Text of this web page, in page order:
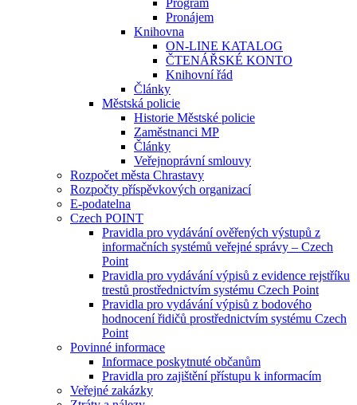
Program
Pronájem
Knihovna
ON-LINE KATALOG
ČTENÁŘSKÉ KONTO
Knihovní řád
Články
Městská policie
Historie Městské policie
Zaměstnanci MP
Články
Veřejnoprávní smlouvy
Rozpočet města Chrastavy
Rozpočty příspěvkových organizací
E-podatelna
Czech POINT
Pravidla pro vydávání ověřených výstupů z
informačních systémů veřejné správy – Czech
Point
Pravidla pro vydávání výpisů z evidence rejstříku
trestů prostřednictvím systému Czech Point
Pravidla pro vydávání výpisů z bodového
hodnocení řidičů prostřednictvím systému Czech
Point
Povinné informace
Informace poskytnuté občanům
Pravidla pro zajištění přístupu k informacím
Veřejné zakázky